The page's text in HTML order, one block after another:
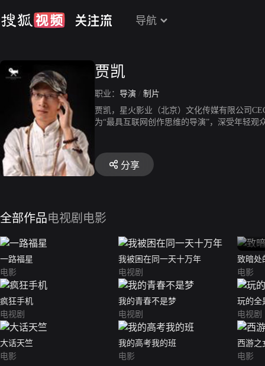
导航
贾凯
职业： 导演 / 制片
贾凯，星火影业（北京）文化传媒有限公司
为“最具互联网创作思维的导演”，深受年轻观
分享
全部作品电视剧 电影
一路福星
电影
我被困在同一天十万年
电视剧
致暗处
电影
疯狂手机
电视剧
我的青春不是梦
电视剧
玩的全
电视剧
大话天竺
电影
我的高考我的班
电影
西游之
电影